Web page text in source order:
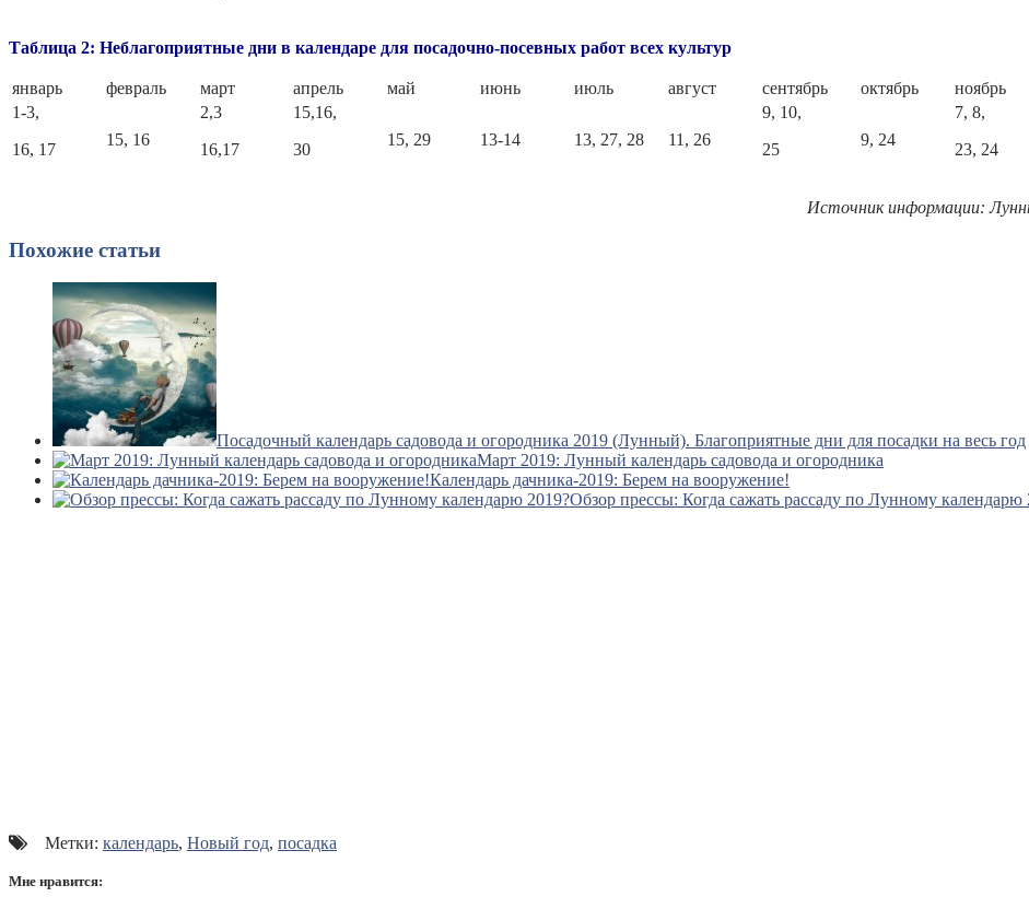
Таблица 2: Неблагоприятные дни в календаре для посадочно-посевных работ всех культур
январь февраль март апрель май июнь июль август сентябрь октябрь ноябрь
1-3,
16, 17
15, 16
2,3
16,17
15,16,
30
15, 29 13-14 13, 27, 28 11, 26
9, 10,
25
9, 24
7, 8,
23, 24
Источник информации:
Похожие статьи
Посадочный календарь садовода и огородника 2019 (Лунный). Благоприятные дни для посадки на весь год
Март 2019: Лунный календарь садовода и огородника
Календарь дачника‑2019: Берем на вооружение!
Обзор прессы: Когда сажать рассаду по Лунному календарю
Метки: календарь, Новый год, посадка
Мне нравится: